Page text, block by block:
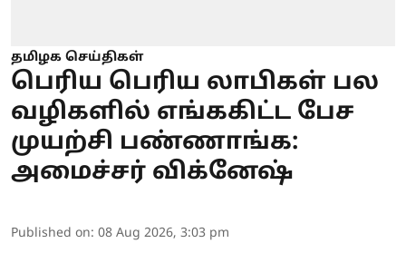
தமிழக செய்திகள்
பெரிய பெரிய லாபிகள் பல
வழிகளில் எங்ககிட்ட பேச
முயற்சி பண்ணாங்க:
அமைச்சர் விக்னேஷ்
Published on: 08 Aug 2026, 3:03 pm